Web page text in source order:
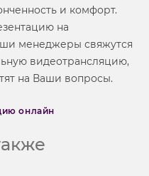
и комфорт.
на
менеджеры свяжутся
видеотрансляцию,
на Ваши вопросы.
онлайн